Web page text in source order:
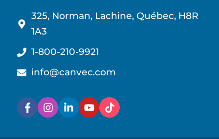
325, Norman, Lachine, Québec, H8R
1A3
1-800-210-9921
info@canvec.com